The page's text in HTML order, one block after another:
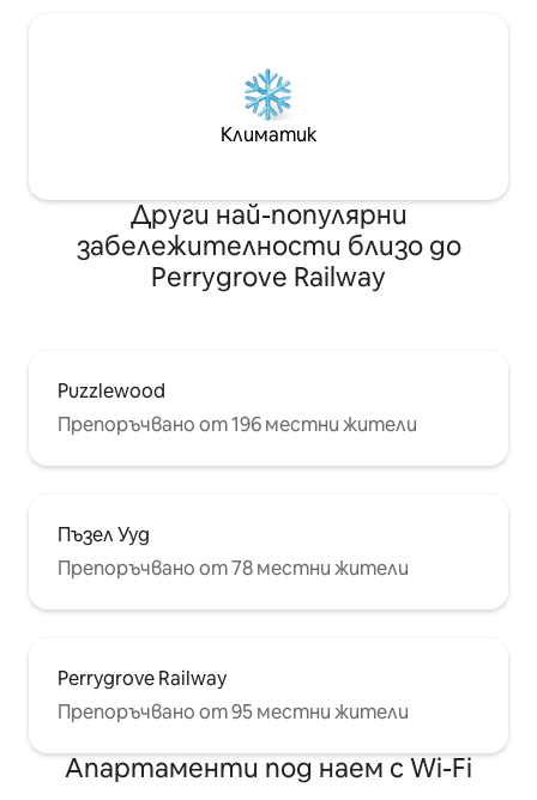
Климатик
Други най-популярни
забележителности близо до
Perrygrove Railway
Puzzlewood
Препоръчвано от 196 местни жители
Пъзел Ууд
Препоръчвано от 78 местни жители
Perrygrove Railway
Препоръчвано от 95 местни жители
Апартаменти под наем с Wi-Fi